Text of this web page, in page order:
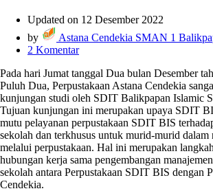
Updated on 12 Desember 2022
by
Astana Cendekia SMAN 1
2 Komentar
Pada hari Jumat tanggal Dua bulan Desember
Puluh Dua, Perpustakaan Astana Cendekia
kunjungan studi oleh SDIT Balikpapan Islamic
Tujuan kunjungan ini merupakan upaya SDIT
mutu pelayanan perpustakaan SDIT BIS
sekolah dan terkhusus untuk murid-murid dalam
melalui perpustakaan. Hal ini merupakan
hubungan kerja sama pengembangan
sekolah antara Perpustakaan SDIT BIS dengan
Cendekia.